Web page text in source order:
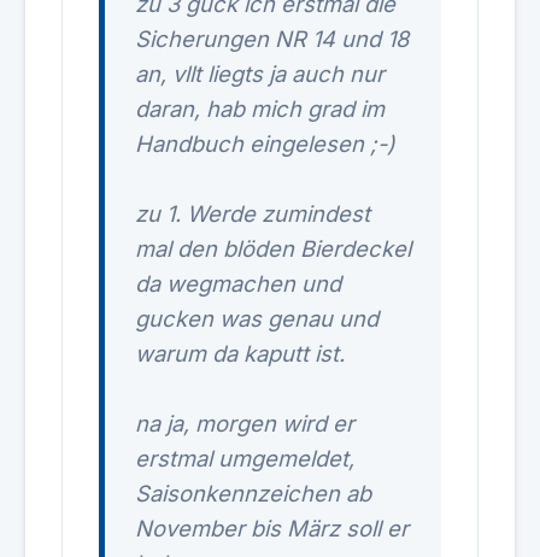
Sicherungen NR 14 und 18
an, vllt liegts ja auch nur
daran, hab mich grad im
Handbuch eingelesen ;-)
zu 1. Werde zumindest
mal den blöden Bierdeckel
da wegmachen und
gucken was genau und
warum da kaputt ist.
na ja, morgen wird er
erstmal umgemeldet,
Saisonkennzeichen ab
November bis März soll er